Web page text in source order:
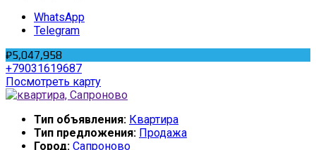
WhatsApp
Telegram
₽5,047,958
+79031619687
Посмотреть карту
Тип объявления: Квартира
Тип предложения: Продажа
Город: Сапроново